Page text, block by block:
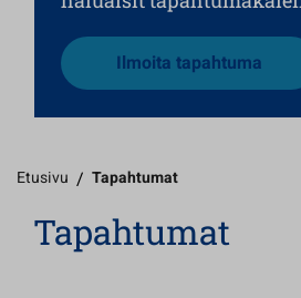
Ilmoita tapahtuma
Etusivu / Tapahtumat
Tapahtumat